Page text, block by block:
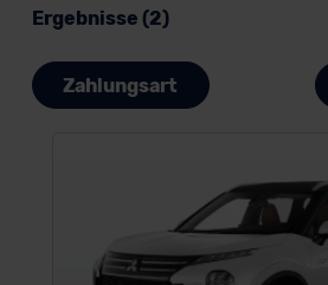
Ergebnisse (2)
Zahlungsart